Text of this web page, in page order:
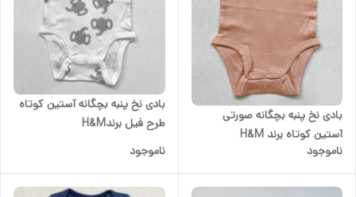
بادی نخ پنبه بچگانه صورتی
آستین کوتاه برند H&M
ناموجود
بادی نخ پنبه بچگانه آستین کوتاه
طرح فیل برندH&M
ناموجود